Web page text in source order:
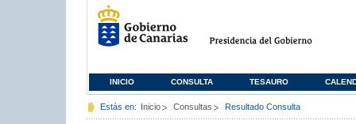
INICIO CONSULTA TESAURO
Estás en: Inicio Consultas Resultado Consulta